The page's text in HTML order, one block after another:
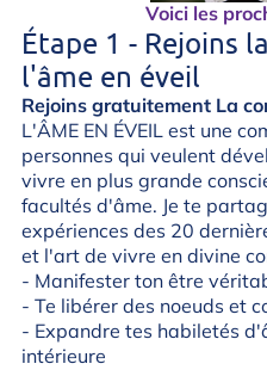
Voici les
Étape 1 - Rejoins
l'âme en éveil
Rejoins gratuitement La
L'ÂME EN ÉVEIL est une
personnes qui veulent
vivre en plus grande
facultés d'âme. Je te
expériences des 20
et l'art de vivre en divine
- Manifester ton être
- Te libérer des noeuds et
- Expandre tes habiletés
intérieure